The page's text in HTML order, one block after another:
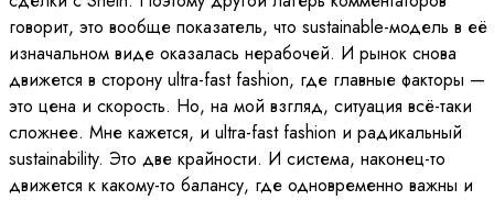
говорит, это вообще показатель, что sustainable-модель в её
изначальном виде оказалась нерабочей. И рынок снова
движется в сторону ultra-fast fashion, где главные факторы —
это цена и скорость. Но, на мой взгляд, ситуация всё-таки
сложнее. Мне кажется, и ultra-fast fashion и радикальный
sustainability. Это две крайности. И система, наконец-то
движется к какому-то балансу, где одновременно важны и